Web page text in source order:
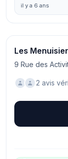
il y a 6 ans
Les
9 Rue des
2 avis